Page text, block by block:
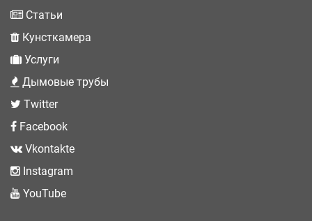
Статьи
Кунсткамера
Услуги
Дымовые трубы
Twitter
Facebook
Vkontakte
Instagram
YouTube